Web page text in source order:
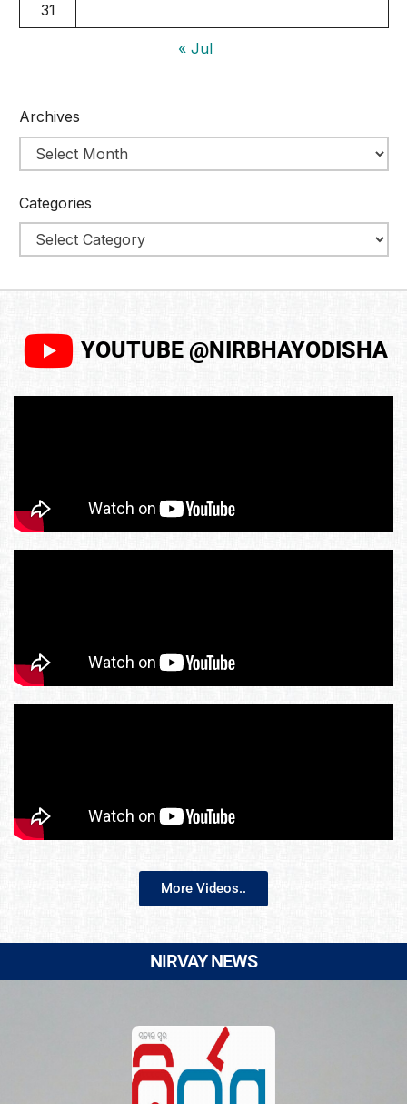
31
« Jul
Archives
Categories
YOUTUBE @NIRBHAYODISHA
More Videos..
NIRVAY NEWS